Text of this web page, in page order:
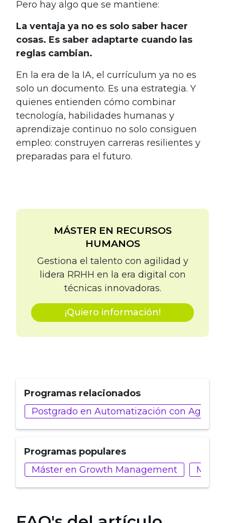
Pero hay algo que se mantiene:
La ventaja ya no es solo saber hacer
cosas. Es saber adaptarte cuando las
reglas cambian.
En la era de la IA, el currículum ya no es
solo un documento. Es una estrategia. Y
quienes entienden cómo combinar
tecnología, habilidades humanas y
aprendizaje continuo no solo consiguen
empleo: construyen carreras resilientes y
preparadas para el futuro.
MÁSTER EN RECURSOS
HUMANOS
Gestiona el talento con agilidad y
lidera RRHH en la era digital con
técnicas innovadoras.
¡Quiero información!
Programas relacionados
Postgrado en Automatización con
Programas populares
Máster en Growth Management